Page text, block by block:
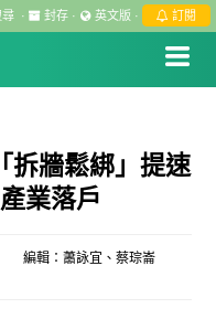
尋 · 封存 · 英文版 · 訂閱
拆牆鬆綁」提速
業落戶
編輯：蕭詠宜、蔡琮崙